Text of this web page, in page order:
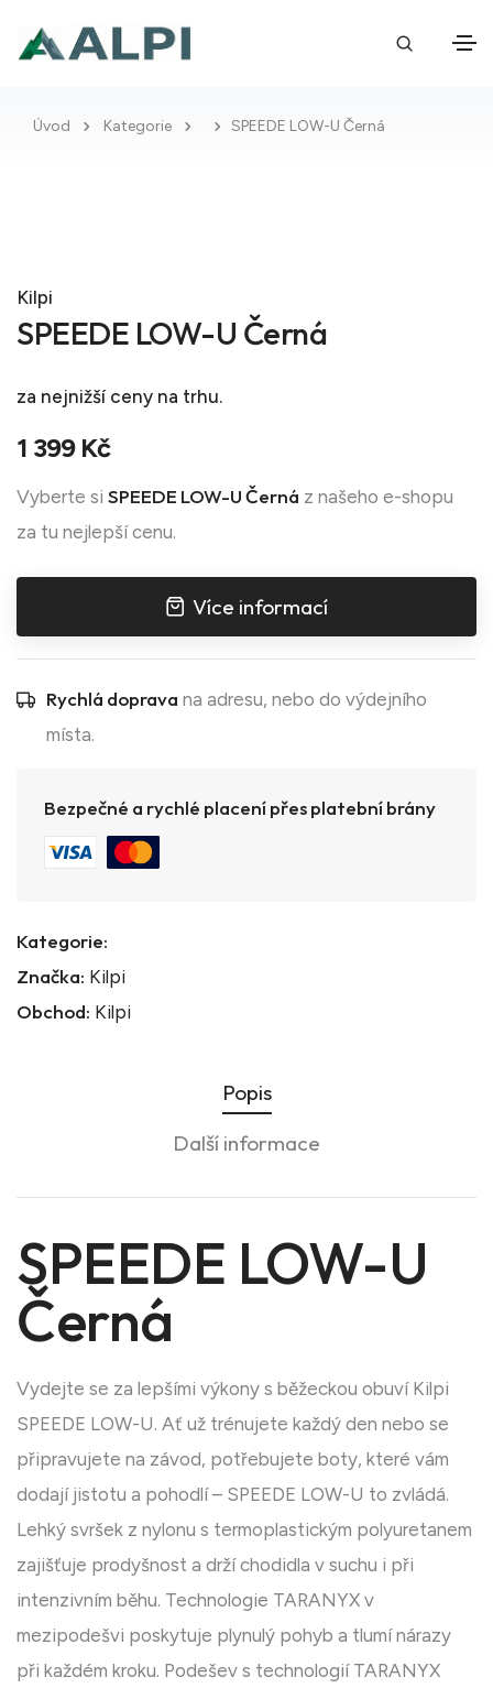
Úvod Kategorie SPEEDE LOW-U Černá
Kilpi
SPEEDE LOW-U Černá
za nejnižší ceny na trhu.
1 399 Kč
Vyberte si SPEEDE LOW-U Černá z našeho e-shopu
za tu nejlepší cenu.
Více informací
Rychlá doprava na adresu, nebo do výdejního
místa.
Bezpečné a rychlé placení přes platební brány
Kategorie:
Značka: Kilpi
Obchod: Kilpi
Popis
Další informace
SPEEDE LOW-U
Černá
Vydejte se za lepšími výkony s běžeckou obuví Kilpi
SPEEDE LOW-U. Ať už trénujete každý den nebo se
připravujete na závod, potřebujete boty, které vám
dodají jistotu a pohodlí – SPEEDE LOW-U to zvládá.
Lehký svršek z nylonu s termoplastickým polyuretanem
zajišťuje prodyšnost a drží chodidla v suchu i při
intenzivním běhu. Technologie TARANYX v
mezipodešvi poskytuje plynulý pohyb a tlumí nárazy
při každém kroku. Podešev s technologií TARANYX